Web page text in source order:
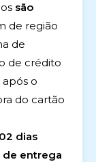
são
de região
de
de crédito
o
do cartão
dias
de entrega